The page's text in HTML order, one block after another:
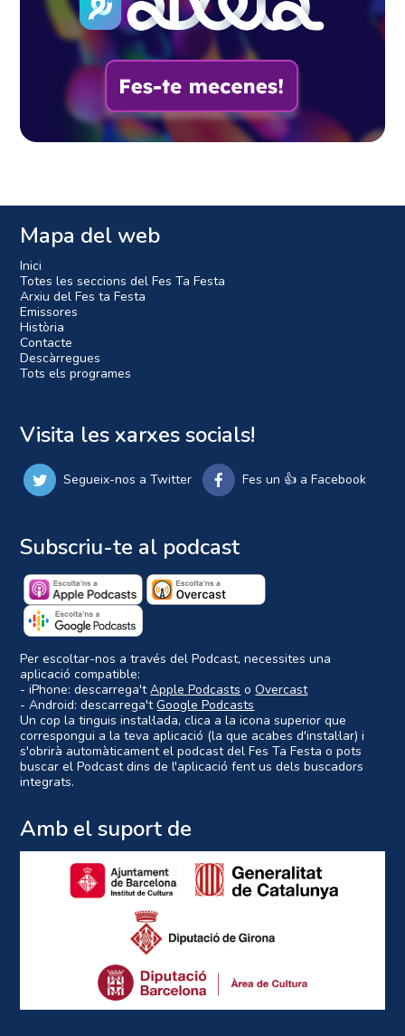
Mapa del web
Inici
Totes les seccions del Fes Ta Festa
Arxiu del Fes ta Festa
Emissores
Història
Contacte
Descàrregues
Tots els programes
Visita les xarxes socials!
Segueix-nos a Twitter Fes un 👍 a Facebook
Subscriu-te al podcast
Per escoltar-nos a través del Podcast, necessites una
aplicació compatible:
- iPhone: descarrega'tApple Podcasts oOvercast
- Android: descarrega'tGoogle Podcasts
Un cop la tinguis instal·lada, clica a la icona superior que
correspongui a la teva aplicació (la que acabes d'instal·lar) i
s'obrirà automàticament el podcast del Fes Ta Festa o pots
buscar el Podcast dins de l'aplicació fent us dels buscadors
integrats.
Amb el suport de